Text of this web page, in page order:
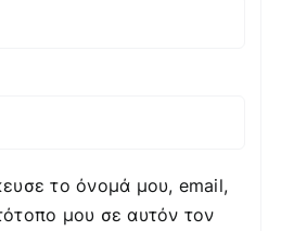
το όνομά μου, email,
μου σε αυτόν τον